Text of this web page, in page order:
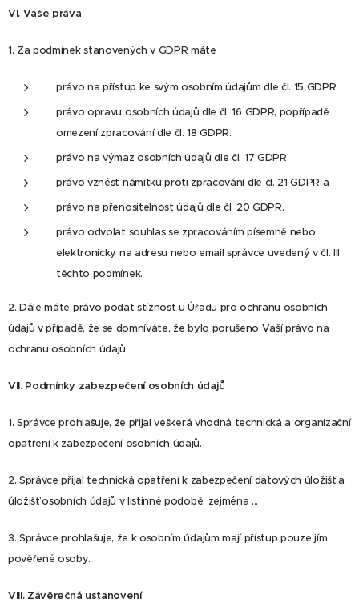
VI. Vaše práva
1. Za podmínek stanovených v GDPR máte
právo na přístup ke svým osobním údajům dle čl. 15 GDPR,
právo opravu osobních údajů dle čl. 16 GDPR, popřípadě
omezení zpracování dle čl. 18 GDPR.
právo na výmaz osobních údajů dle čl. 17 GDPR.
právo vznést námitku proti zpracování dle čl. 21 GDPR a
právo na přenositelnost údajů dle čl. 20 GDPR.
právo odvolat souhlas se zpracováním písemně nebo
elektronicky na adresu nebo email správce uvedený v čl. III
těchto podmínek.
2. Dále máte právo podat stížnost u Úřadu pro ochranu osobních
údajů v případě, že se domníváte, že bylo porušeno Vaší právo na
ochranu osobních údajů.
VII. Podmínky zabezpečení osobních údajů
1. Správce prohlašuje, že přijal veškerá vhodná technická a organizační
opatření k zabezpečení osobních údajů.
2. Správce přijal technická opatření k zabezpečení datových úložišť a
úložišť osobních údajů v listinné podobě, zejména ...
3. Správce prohlašuje, že k osobním údajům mají přístup pouze jím
pověřené osoby.
VIII. Závěrečná ustanovení